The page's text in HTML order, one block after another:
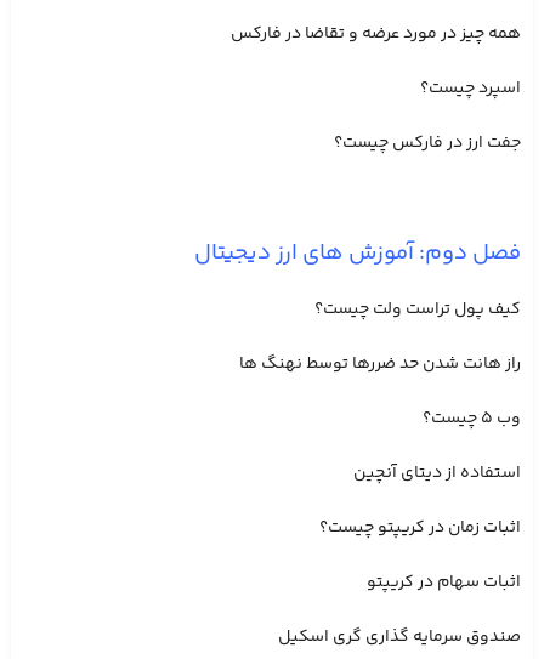
همه چیز در مورد عرضه و تقاضا در فارکس
اسپرد چیست؟
جفت ارز در فارکس چیست؟
فصل دوم: آموزش های ارز دیجیتال
کیف پول تراست ولت چیست؟
راز هانت شدن حد ضررها توسط نهنگ ها
وب ۵ چیست؟
استفاده از دیتای آنچین
اثبات زمان در کریپتو چیست؟
اثبات سهام در کریپتو
صندوق سرمایه گذاری گری اسکیل